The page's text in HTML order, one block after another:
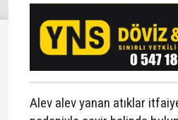
Alev alev yanan atıklar